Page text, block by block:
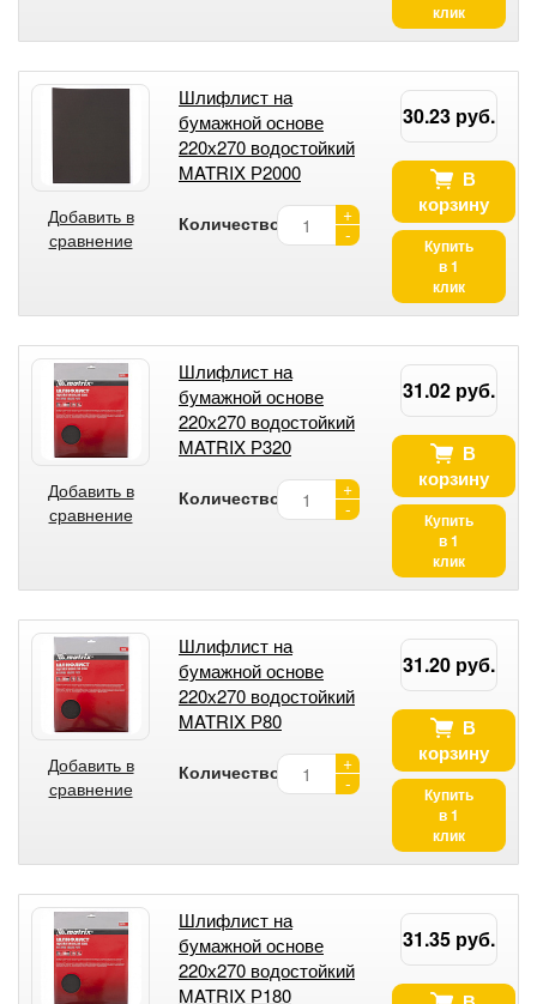
клик
Добавить в
сравнение
Шлифлист на
бумажной основе
220х270 водостойкий
MATRIX Р2000
Количество:
+
-
30.23 руб.
В
корзину
Купить
в 1
клик
Добавить в
сравнение
Шлифлист на
бумажной основе
220х270 водостойкий
MATRIX Р320
Количество:
+
-
31.02 руб.
В
корзину
Купить
в 1
клик
Добавить в
сравнение
Шлифлист на
бумажной основе
220х270 водостойкий
MATRIX Р80
Количество:
+
-
31.20 руб.
В
корзину
Купить
в 1
клик
Шлифлист на
бумажной основе
220х270 водостойкий
MATRIX Р180
31.35 руб.